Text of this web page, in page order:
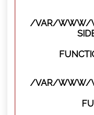
/VAR/WWW/
/VAR/WWW/